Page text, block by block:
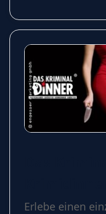
Erlebe einen